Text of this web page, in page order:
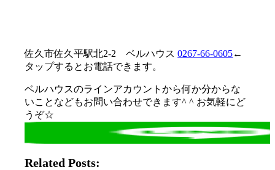
佐久市佐久平駅北2-2 ベルハウス0267-66-0605←
タップするとお電話できます。
ベルハウスのラインアカウントから何か分からな
いことなどもお問い合わせできます^ ^ お気軽にど
うぞ☆
Related Posts: